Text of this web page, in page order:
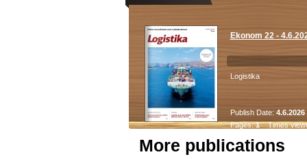
Ekonom 22 -
Logistika
Publish Date: 4.6.2026
Pages:1Times
More publications